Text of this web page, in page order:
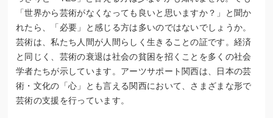
「世界から芸術がなくなっても良いと思いますか？」と聞か
れたら、「必要」と感じる方は多いのではないでしょうか。
芸術は、私たち人間が人間らしく生きることの証です。経済
と同じく、芸術の衰退は社会の貧困を招くことを多くの社会
学者たちが示しています。アーツサポート関西は、日本の芸
術・文化の「心」とも言える関西において、さまざまな形で
芸術の支援を行っています。